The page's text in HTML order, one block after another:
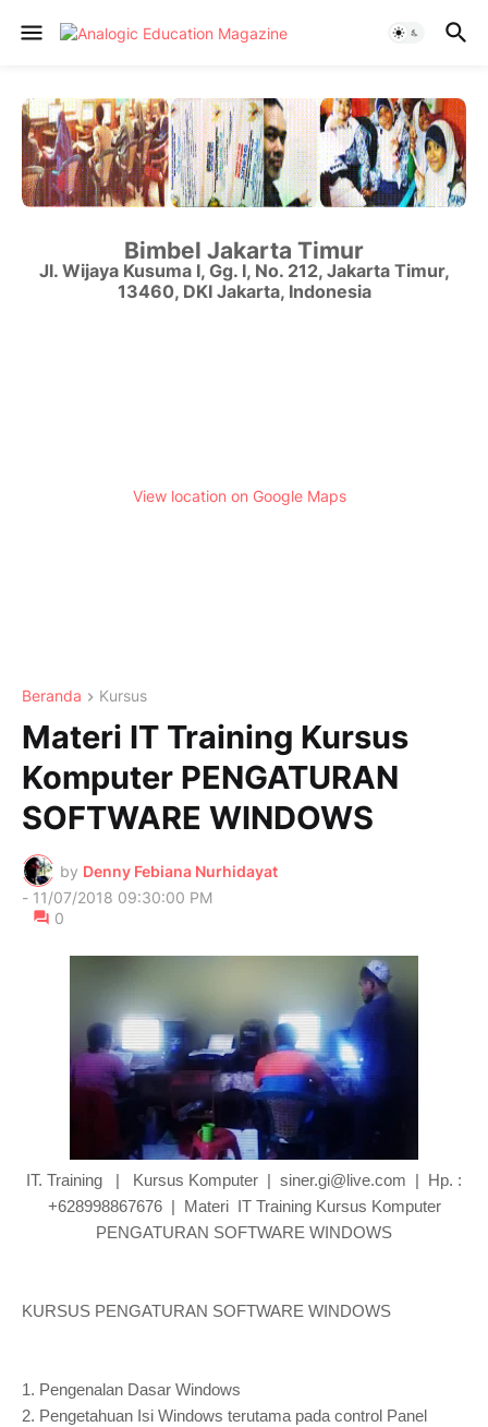
Bimbel Jakarta Timur
Jl. Wijaya Kusuma I, Gg. I, No. 212, Jakarta Timur,
13460, DKI Jakarta, Indonesia
View location on Google Maps
Beranda Kursus
Materi IT Training Kursus
Komputer PENGATURAN
SOFTWARE WINDOWS
by Denny Febiana Nurhidayat
- 11/07/2018 09:30:00 PM
0
IT. Training | Kursus Komputer | siner.gi@live.com | Hp. :
+628998867676 | Materi IT Training Kursus Komputer
PENGATURAN SOFTWARE WINDOWS
KURSUS PENGATURAN SOFTWARE WINDOWS
1. Pengenalan Dasar Windows
2. Pengetahuan Isi Windows terutama pada control Panel